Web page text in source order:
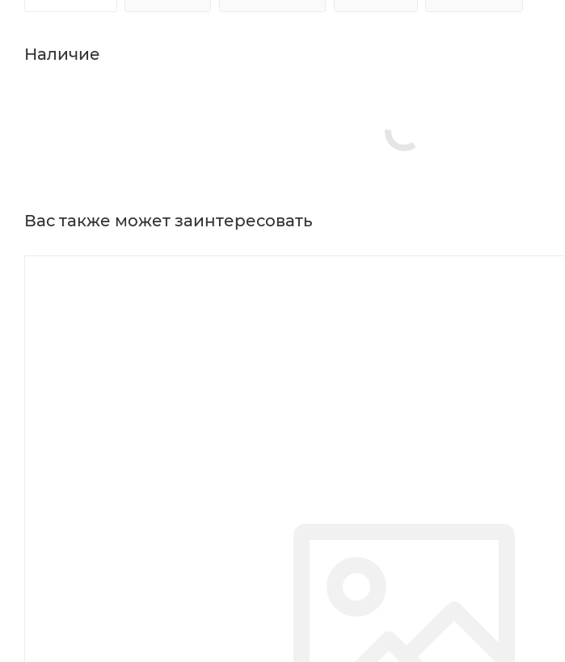
Наличие
Вас также может заинтересовать